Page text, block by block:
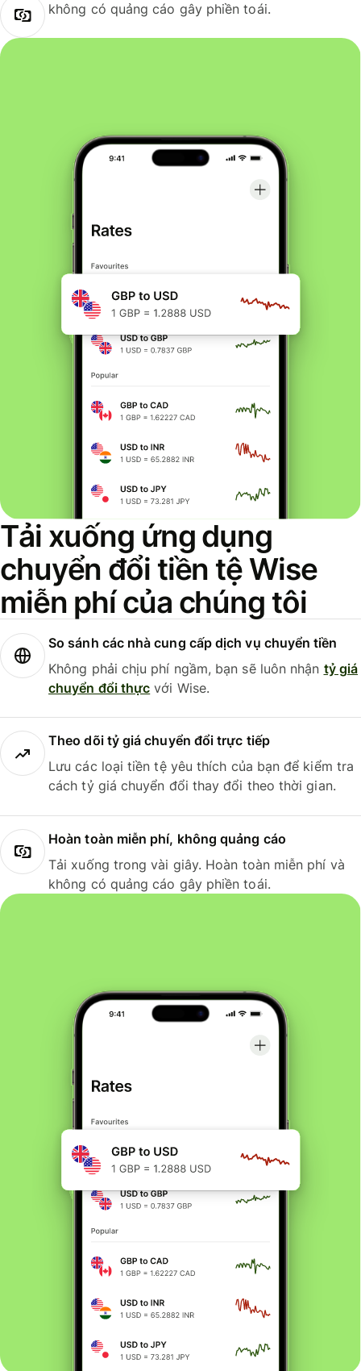
không có quảng cáo gây phiền toái.
Tải xuống ứng dụng
chuyển đổi tiền tệ Wise
miễn phí của chúng tôi
So sánh các nhà cung cấp dịch vụ chuyển tiền
Không phải chịu phí ngầm, bạn sẽ luôn nhận tỷ giá
chuyển đổi thực với Wise.
Theo dõi tỷ giá chuyển đổi trực tiếp
Lưu các loại tiền tệ yêu thích của bạn để kiểm tra
cách tỷ giá chuyển đổi thay đổi theo thời gian.
Hoàn toàn miễn phí, không quảng cáo
Tải xuống trong vài giây. Hoàn toàn miễn phí và
không có quảng cáo gây phiền toái.